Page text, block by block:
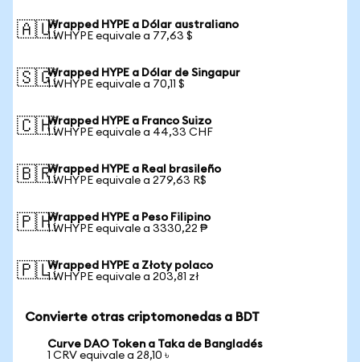
🇦🇺Wrapped HYPE a Dólar australiano
1 WHYPE equivale a 77,63 $
🇸🇬Wrapped HYPE a Dólar de Singapur
1 WHYPE equivale a 70,11 $
🇨🇭Wrapped HYPE a Franco Suizo
1 WHYPE equivale a 44,33 CHF
🇧🇷Wrapped HYPE a Real brasileño
1 WHYPE equivale a 279,63 R$
🇵🇭Wrapped HYPE a Peso Filipino
1 WHYPE equivale a 3330,22 ₱
🇵🇱Wrapped HYPE a Złoty polaco
1 WHYPE equivale a 203,81 zł
Convierte otras criptomonedas a BDT
Curve DAO Token a Taka de Bangladés
1 CRV equivale a 28,10 ৳